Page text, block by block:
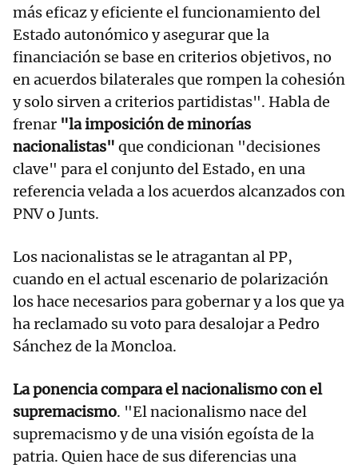
más eficaz y eficiente el funcionamiento del
Estado autonómico y asegurar que la
financiación se base en criterios objetivos, no
en acuerdos bilaterales que rompen la cohesión
y solo sirven a criterios partidistas". Habla de
frenar "la imposición de minorías
nacionalistas" que condicionan "decisiones
clave" para el conjunto del Estado, en una
referencia velada a los acuerdos alcanzados con
PNV o Junts.
Los nacionalistas se le atragantan al PP,
cuando en el actual escenario de polarización
los hace necesarios para gobernar y a los que ya
ha reclamado su voto para desalojar a Pedro
Sánchez de la Moncloa.
La ponencia compara el nacionalismo con el
supremacismo. "El nacionalismo nace del
supremacismo y de una visión egoísta de la
patria. Quien hace de sus diferencias una